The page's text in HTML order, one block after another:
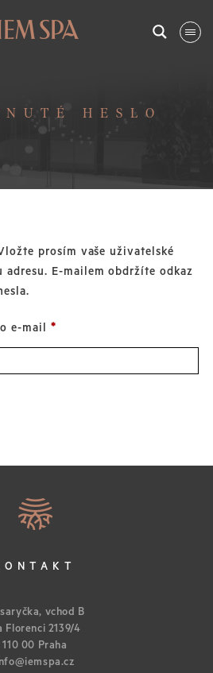
HESLO
prosím vaše uživatelské
adresu. E-mailem obdržíte odkaz
e-mail *Povinné
vchod B
Florenci 2139/4
110 00 Praha